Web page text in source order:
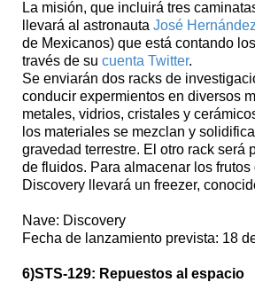
La misión, que incluirá tres
llevará al astronauta José Hernández
de Mexicanos) que está contando
través de su cuenta Twitter.
Se enviarán dos racks de
conducir expermientos en diversos
metales, vidrios, cristales y
los materiales se mezclan y
gravedad terrestre. El otro rack será
de fluidos. Para almacenar los frutos
Discovery llevará un freezer,
Nave: Discovery
Fecha de lanzamiento prevista: 18
6)STS-129: Repuestos al espacio